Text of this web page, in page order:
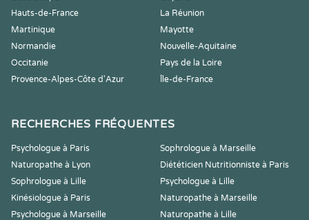
Hauts-de-France
La Réunion
Martinique
Mayotte
Normandie
Nouvelle-Aquitaine
Occitanie
Pays de la Loire
Provence-Alpes-Côte d'Azur
Île-de-France
RECHERCHES FRÉQUENTES
Psychologue à Paris
Sophrologue à Marseille
Naturopathe à Lyon
Diététicien Nutritionniste à Paris
Sophrologue à Lille
Psychologue à Lille
Kinésiologue à Paris
Naturopathe à Marseille
Psychologue à Marseille
Naturopathe à Lille